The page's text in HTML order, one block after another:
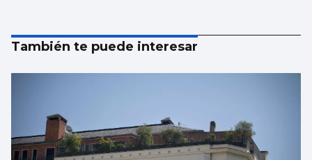
También te puede interesar